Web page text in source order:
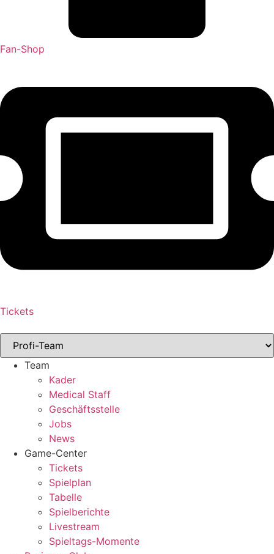
Fan-Shop
Tickets
Team
Kader
Medical Staff
Geschäftsstelle
Jobs
News
Game-Center
Tickets
Spielplan
Tabelle
Spielberichte
Livestream
Spieltags-Momente